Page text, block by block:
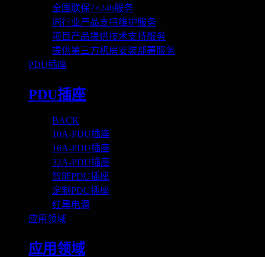
全国联保7×24h服务
同行业产品支持维护服务
项目产品提供技术支持服务
提供第三方机房安装部署服务
PDU插座
PDU插座
BACK
10A-PDU插座
16A-PDU插座
32A-PDU插座
智能PDU插座
定制PDU插座
红黑电源
应用领域
应用领域